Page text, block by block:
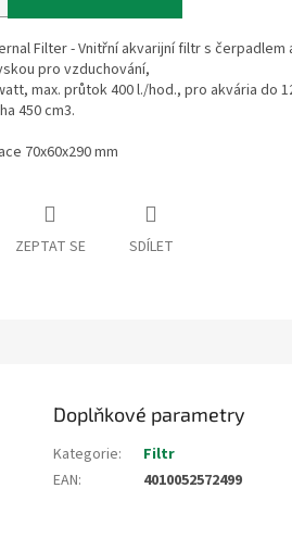
Filter - Vnitřní akvarijní filtr s čerpadlem
pro vzduchování,
max. průtok 400 l./hod., pro akvária do
450 cm3.
70x60x290 mm
ZEPTAT SE SDÍLET
Doplňkové parametry
Kategorie:
Filtr
EAN: 4010052572499